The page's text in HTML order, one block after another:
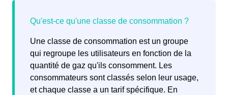
Une classe de consommation est un groupe
qui regroupe les utilisateurs en fonction de la
quantité de gaz qu'ils consomment. Les
consommateurs sont classés selon leur usage,
et chaque classe a un tarif spécifique. En